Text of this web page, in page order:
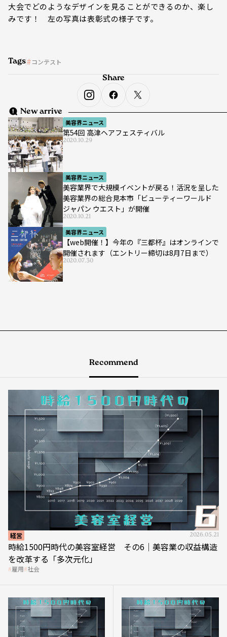
大会でどのようなデザインを見ることができるのか、楽し
みです！ 左の写真は表彰式の様子です。
Tags コンテスト
New arrive
美容界ニュース
第54回 高津ヘアフェスティバル
2020.10.29
美容界ニュース
美容業界で大規模イベントが戻る！活況を呈した
美容業界の総合見本市「ビューティーワールド
ジャパン ウエスト」が開催
2020.10.21
美容界ニュース
【web開催！】今年の『三都杯』はオンラインで
開催されます（エントリー締切は8月7日まで）
2020.07.30
Share
Recommend
経営 2026.05.21
時給1500円時代の美容室経営 その6｜美容業の収益構造
を改革する「多次元化」
雇用 社会